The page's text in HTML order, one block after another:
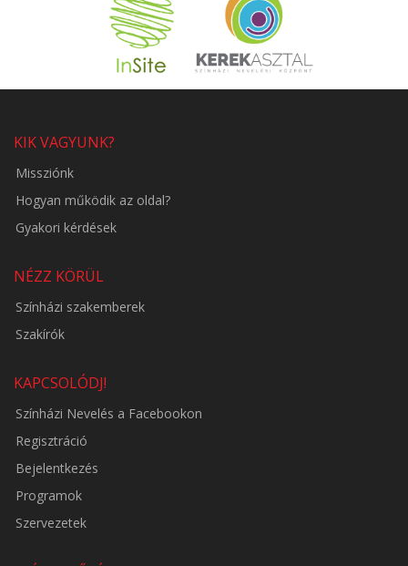
KIK VAGYUNK?
Missziónk
Hogyan működik az oldal?
Gyakori kérdések
NÉZZ KÖRÜL
Színházi szakemberek
Szakírók
KAPCSOLÓDJ!
Színházi Nevelés a Facebookon
Regisztráció
Bejelentkezés
Programok
Szervezetek